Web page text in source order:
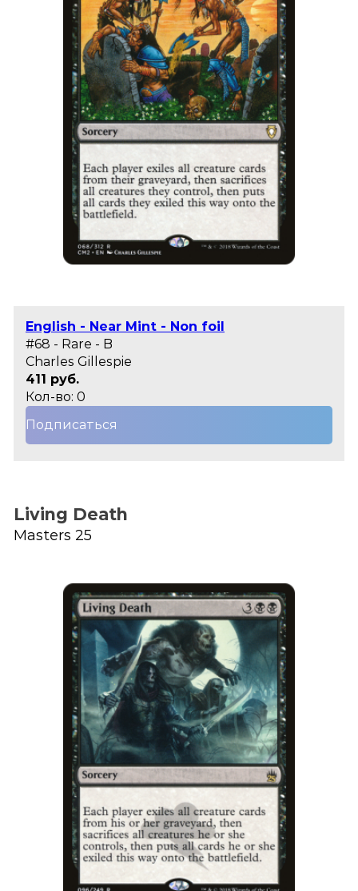
English - Near Mint - Non foil
#68 - Rare - B
Charles Gillespie
411 руб.
Кол-во: 0
Подписаться
Living Death
Masters 25